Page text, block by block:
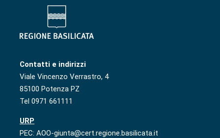
Contatti e indirizzi
Viale Vincenzo Verrastro, 4
85100 Potenza PZ
Tel 0971 661111
URP
PEC: AOO-giunta@cert.regione.basilicata.it